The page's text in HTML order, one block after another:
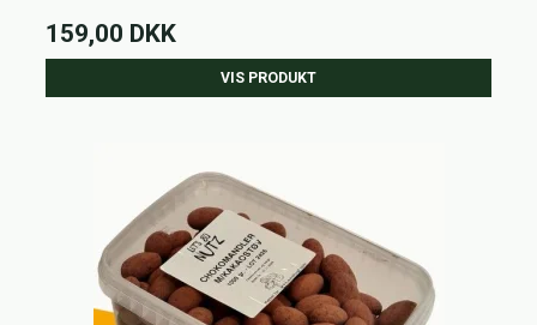
159,00 DKK
VIS PRODUKT